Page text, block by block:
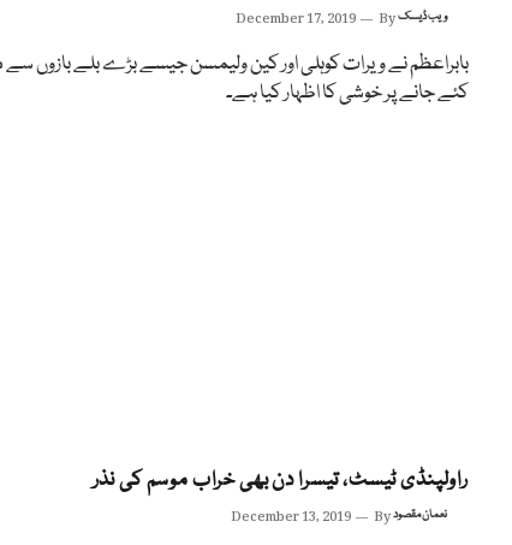
December 17, 2019 Byویب ڈیسک
بابراعظم نے ویرات کوہلی اور کین ولیمسن جیسے بڑے بلے بازوں سے
کئے جانے پر خوشی کا اظہار کیا ہے۔
راولپنڈی ٹیسٹ، تیسرا دن بھی خراب موسم کی نذر
December 13, 2019 Byنعمان مقصود